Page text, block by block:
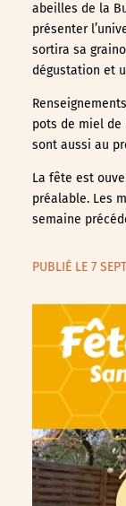
abeilles de la
présenter
sortira sa
dégustation et
pots de miel de
sont aussi au
La fête est
préalable. Les
semaine
PUBLIÉ LE 7